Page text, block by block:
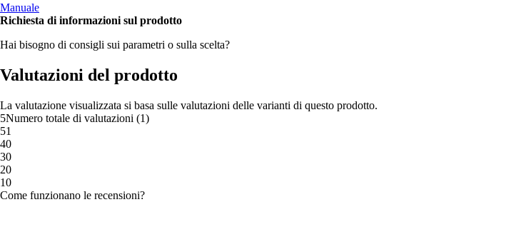
Manuale
Richiesta di informazioni sul prodotto
Hai bisogno di consigli sui parametri o sulla scelta?
Valutazioni del prodotto
La valutazione visualizzata si basa sulle valutazioni delle varianti di questo prodotto.
5Numero totale di valutazioni (1)
51
40
30
20
10
Come funzionano le recensioni?